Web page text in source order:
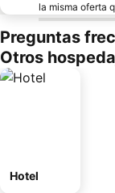
la misma oferta
Preguntas
Otros
Hotel